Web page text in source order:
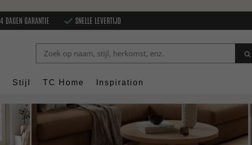
DAGEN GARANTIE SNELLE LEVERTIJD
Stijl TC Home Inspiration